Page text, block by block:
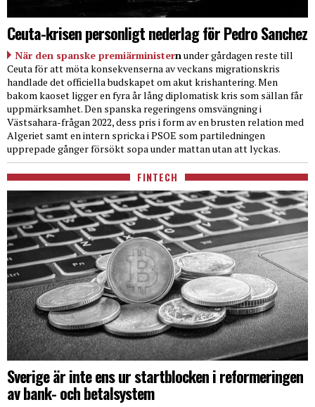
Ceuta-krisen personligt nederlag för Pedro Sanchez
När den spanske premiärministernunder gårdagen reste till
Ceuta för att möta konsekvenserna av veckans migrationskris
handlade det officiella budskapet om akut krishantering. Men
bakom kaoset ligger en fyra år lång diplomatisk kris som sällan får
uppmärksamhet. Den spanska regeringens omsvängning i
Västsahara-frågan 2022, dess pris i form av en brusten relation med
Algeriet samt en intern spricka i PSOE som partiledningen
upprepade gånger försökt sopa under mattan utan att lyckas.
FINTECH
Sverige är inte ens ur startblocken i reformeringen
av bank- och betalsystem